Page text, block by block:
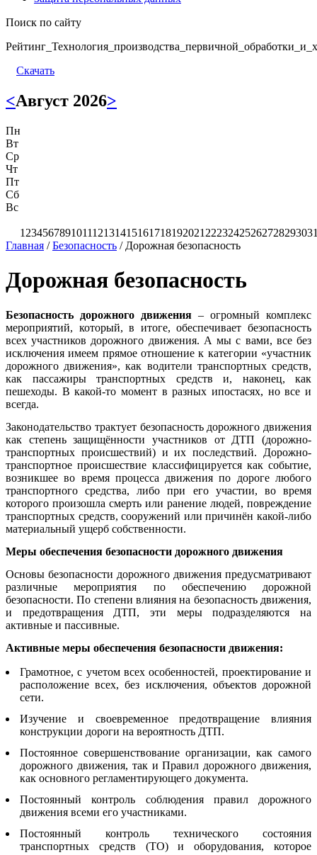
Поиск по сайту
Скачать
<Август 2026>
Пн
Вт
Ср
Чт
Пт
Сб
Вс
1 23456789101112131415161718192021 222324252627282930
Главная /Безопасность / Дорожная безопасность
Дорожная безопасность
Безопасность дорожного движения – огромный комплекс
мероприятий, который, в итоге, обеспечивает безопасность
всех участников дорожного движения. А мы с вами, все без
исключения имеем прямое отношение к категории «участник
дорожного движения», как водители транспортных средств,
как пассажиры транспортных средств и, наконец, как
пешеходы. В какой-то момент в разных ипостасях, но все и
всегда.
Законодательство трактует безопасность дорожного движения
как степень защищённости участников от ДТП (дорожно-
транспортных происшествий) и их последствий. Дорожно-
транспортное происшествие классифицируется как событие,
возникшее во время процесса движения по дороге любого
транспортного средства, либо при его участии, во время
которого произошла смерть или ранение людей, повреждение
транспортных средств, сооружений или причинён какой-либо
материальный ущерб собственности.
Меры обеспечения безопасности дорожного движения
Основы безопасности дорожного движения предусматривают
различные мероприятия по обеспечению дорожной
безопасности. По степени влияния на безопасность движения,
и предотвращения ДТП, эти меры подразделяются на
активные и пассивные.
Активные меры обеспечения безопасности движения:
Грамотное, с учетом всех особенностей, проектирование и
расположение всех, без исключения, объектов дорожной
сети.
Изучение и своевременное предотвращение влияния
конструкции дороги на вероятность ДТП.
Постоянное совершенствование организации, как самого
дорожного движения, так и Правил дорожного движения,
как основного регламентирующего документа.
Постоянный контроль соблюдения правил дорожного
движения всеми его участниками.
Постоянный контроль технического состояния
транспортных средств (ТО) и оборудования, которое